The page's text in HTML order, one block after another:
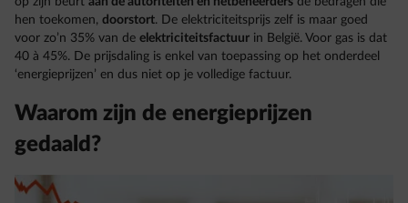
hen toekomen, doorstort. De elektriciteitsprijs zelf is maar goed
voor zo’n 35% van de elektriciteitsfactuur in België. Voor gas is dat
40 à 45%. De prijsdaling is enkel van toepassing op het onderdeel
‘energieprijzen’ en dus niet op je volledige factuur.
Waarom zijn de energieprijzen
gedaald?